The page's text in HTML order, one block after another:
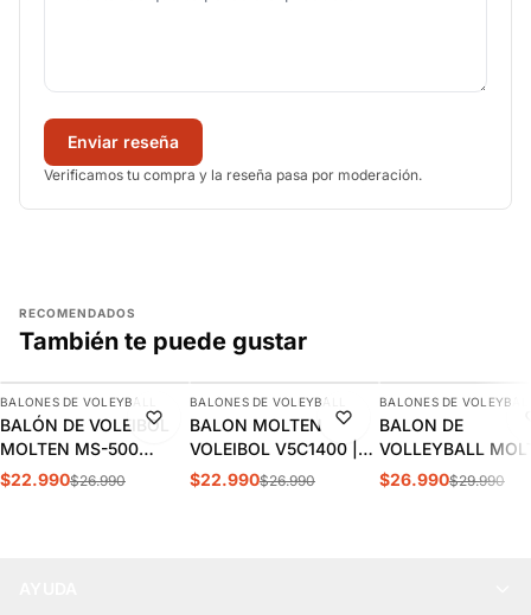
Enviar reseña
Verificamos tu compra y la reseña pasa por moderación.
RECOMENDADOS
También te puede gustar
-15%
AGREGAR
BALONES DE VOLEYBALL
BALÓN DE VOLEIBOL
MOLTEN MS-500
PANAMERICANOS
$22.990$26.990
-15%
AGREGAR
BALONES DE VOLEYBALL
BALON MOLTEN
VOLEIBOL V5C1400 |
MO21841
$22.990$26.990
-10%
BALONES DE
BALON DE
VOLLEYBALL
LIGHT FIRST
$26.990$29.990